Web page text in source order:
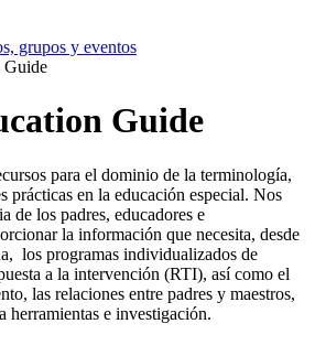
grupos y eventos
Guide
Guide
para el dominio de la terminología,
prácticas en la educación especial. Nos
de los padres, educadores e
la información que necesita, desde
los programas individualizados de
a la intervención (RTI), así como el
las relaciones entre padres y maestros,
herramientas e investigación.